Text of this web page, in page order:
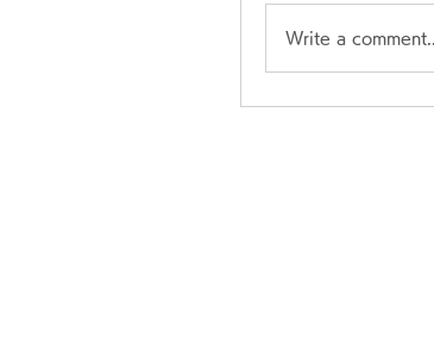
Write a comment...